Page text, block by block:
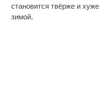
становится твёрже и
зимой.